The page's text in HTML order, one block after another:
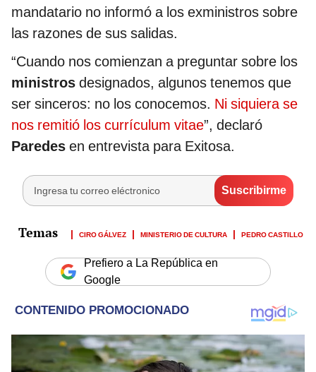
mandatario no informó a los exministros sobre
las razones de sus salidas.
“Cuando nos comienzan a preguntar sobre los
ministros designados, algunos tenemos que
ser sinceros: no los conocemos. Ni siquiera se
nos remitió los currículum vitae”, declaró
Paredes en entrevista para Exitosa.
CIRO GÁLVEZ MINISTERIO DE CULTURA PEDRO CASTILLO
Prefiero a La República en
Google